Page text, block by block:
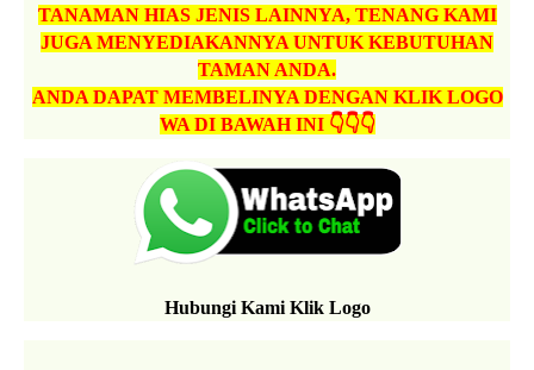
TANAMAN HIAS JENIS LAINNYA, TENANG KAMI
JUGA MENYEDIAKANNYA UNTUK KEBUTUHAN
TAMAN ANDA.
ANDA DAPAT MEMBELINYA DENGAN KLIK LOGO
WA DI BAWAH INI 👇👇👇
Hubungi Kami Klik Logo